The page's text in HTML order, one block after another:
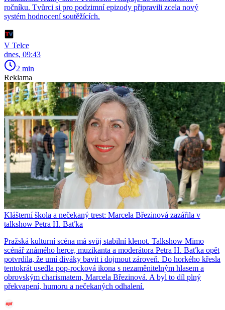
ročníku. Tvůrci si pro podzimní epizody připravili zcela nový
systém hodnocení soutěžících.
V Telce
dnes, 09:43
2 min
Reklama
Klášterní škola a nečekaný trest: Marcela Březinová zazářila v
talkshow Petra H. Baťka
Pražská kulturní scéna má svůj stabilní klenot. Talkshow Mimo
scénář známého herce, muzikanta a moderátora Petra H. Baťka opět
potvrdila, že umí diváky bavit i dojmout zároveň. Do horkého křesla
tentokrát usedla pop-rocková ikona s nezaměnitelným hlasem a
obrovským charismatem, Marcela Březinová. A byl to díl plný
překvapení, humoru a nečekaných odhalení.